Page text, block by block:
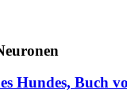
Hundes, Buch